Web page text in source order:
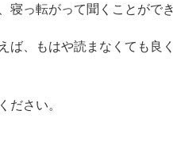
っ転がって聞くことができ
ば、もはや読まなくても良
さい。